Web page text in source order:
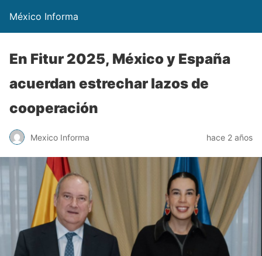
México Informa
En Fitur 2025, México y España
acuerdan estrechar lazos de
cooperación
Mexico Informa hace 2 años